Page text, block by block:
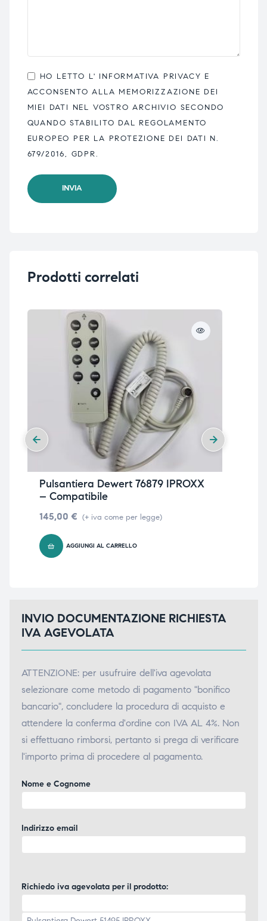
HO LETTO L' INFORMATIVA PRIVACY E
ACCONSENTO ALLA MEMORIZZAZIONE DEI
MIEI DATI NEL VOSTRO ARCHIVIO SECONDO
QUANDO STABILITO DAL REGOLAMENTO
EUROPEO PER LA PROTEZIONE DEI DATI N.
679/2016, GDPR.
Prodotti correlati
Pulsantiera Dewert 76879 IPROXX
– Compatibile
145,00 € (+ iva come per legge)
AGGIUNGI AL CARRELLO
INVIO DOCUMENTAZIONE RICHIESTA
IVA AGEVOLATA
ATTENZIONE: per usufruire dell'iva agevolata
selezionare come metodo di pagamento "bonifico
bancario", concludere la procedura di acquisto e
attendere la conferma d'ordine con IVA AL 4%. Non
si effettuano rimborsi, pertanto si prega di verificare
l'importo prima di procedere al pagamento.
Nome e Cognome
Indirizzo email
Richiedo iva agevolata per il prodotto: